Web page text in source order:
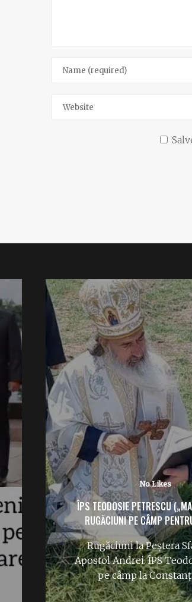
No Likes
IERI S-A ÎMPLINIT UN AN FĂRĂ
ILIESCU: „MĂI DRAGĂ”, CE-
PARTIDUL?
A trecut deja un an de
Iliescu a părăsit scena
lumea…